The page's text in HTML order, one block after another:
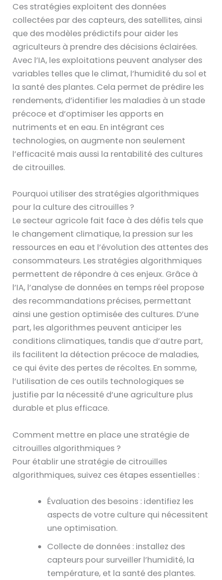
Ces stratégies exploitent des données
collectées par des capteurs, des satellites, ainsi
que des modèles prédictifs pour aider les
agriculteurs à prendre des décisions éclairées.
Avec l’IA, les exploitations peuvent analyser des
variables telles que le climat, l’humidité du sol et
la santé des plantes. Cela permet de prédire les
rendements, d’identifier les maladies à un stade
précoce et d’optimiser les apports en
nutriments et en eau. En intégrant ces
technologies, on augmente non seulement
l’efficacité mais aussi la rentabilité des cultures
de citrouilles.
Pourquoi utiliser des stratégies algorithmiques
pour la culture des citrouilles ?
Le secteur agricole fait face à des défis tels que
le changement climatique, la pression sur les
ressources en eau et l’évolution des attentes des
consommateurs. Les stratégies algorithmiques
permettent de répondre à ces enjeux. Grâce à
l’IA, l’analyse de données en temps réel propose
des recommandations précises, permettant
ainsi une gestion optimisée des cultures. D’une
part, les algorithmes peuvent anticiper les
conditions climatiques, tandis que d’autre part,
ils facilitent la détection précoce de maladies,
ce qui évite des pertes de récoltes. En somme,
l’utilisation de ces outils technologiques se
justifie par la nécessité d’une agriculture plus
durable et plus efficace.
Comment mettre en place une stratégie de
citrouilles algorithmiques ?
Pour établir une stratégie de citrouilles
algorithmiques, suivez ces étapes essentielles :
Évaluation des besoins : identifiez les
aspects de votre culture qui nécessitent
une optimisation.
Collecte de données : installez des
capteurs pour surveiller l’humidité, la
température, et la santé des plantes.